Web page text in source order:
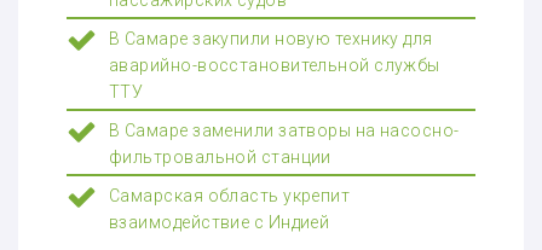
В Самаре закупили новую технику для
аварийно-восстановительной службы
ТТУ
В Самаре заменили затворы на насосно-
фильтровальной станции
Самарская область укрепит
взаимодействие с Индией